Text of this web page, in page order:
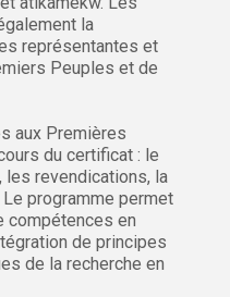
la
représentantes et
Peuples et de
aux Premières
du certificat : le
revendications, la
programme permet
compétences en
de principes
de la recherche en